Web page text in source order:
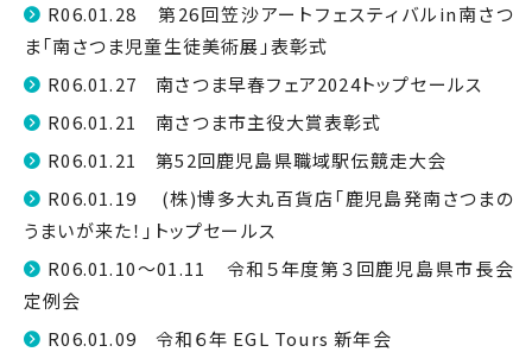
R06.01.28 第26回笠沙アートフェスティバルin南さつ
ま「南さつま児童生徒美術展」表彰式
R06.01.27 南さつま早春フェア2024トップセールス
R06.01.21 南さつま市主役大賞表彰式
R06.01.21 第52回鹿児島県職域駅伝競走大会
R06.01.19 (株)博多大丸百貨店「鹿児島発南さつまの
うまいが来た！」トップセールス
R06.01.10～01.11 令和５年度第３回鹿児島県市長会
定例会
R06.01.09 令和６年 EGL Tours 新年会